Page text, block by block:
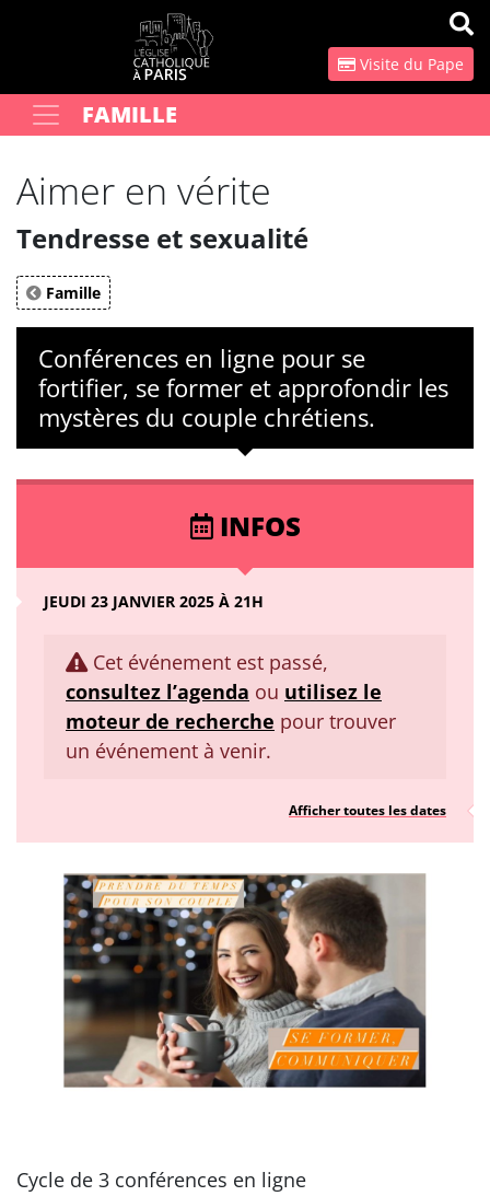
Visite du Pape
Votre rechercheFAMILLE
Aimer en vérite
Tendresse et sexualité
Famille
Conférences en ligne pour se
fortifier, se former et approfondir les
mystères du couple chrétiens.
INFOS
JEUDI 23 JANVIER 2025 À 21H
Cet événement est passé,
consultez l’agenda ou utilisez le
moteur de recherche pour trouver
un événement à venir.
Afficher toutes les dates
Cycle de 3 conférences en ligne
Panneau de gestion des cookies